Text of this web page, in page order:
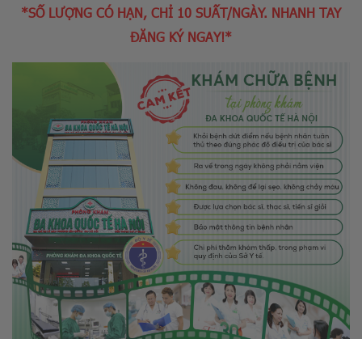
*SỐ LƯỢNG CÓ HẠN, CHỈ 10 SUẤT/NGÀY. NHANH TAY
ĐĂNG KÝ NGAY!*